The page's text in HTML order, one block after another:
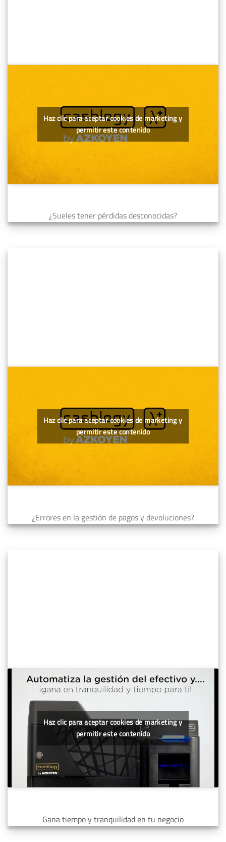
Haz clic para aceptar cookies de marketing y
permitir este contenido
¿Sueles tener pérdidas desconocidas?
Haz clic para aceptar cookies de marketing y
permitir este contenido
¿Errores en la gestión de pagos y devoluciones?
Haz clic para aceptar cookies de marketing y
permitir este contenido
Gana tiempo y tranquilidad en tu negocio